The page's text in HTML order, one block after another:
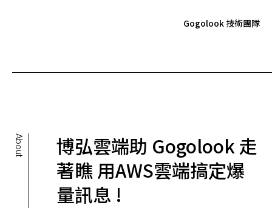
Gogolook 技術團隊
About
博弘雲端助 Gogolook 走
著瞧 用AWS雲端搞定爆
量訊息 !